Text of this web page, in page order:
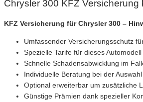
Chrysler 300 KFZ
KFZ Versicherung für Chrysler 300 –
Umfassender Versicherungsschutz
Spezielle Tarife für dieses
Schnelle Schadensabwicklung im
Individuelle Beratung bei der
Optional erweiterbar um zusätzliche
Günstige Prämien dank spezieller